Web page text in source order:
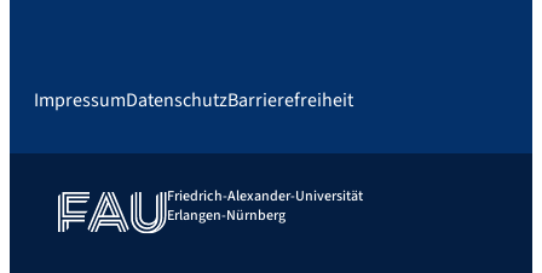
ImpressumDatenschutzBarrierefreiheit
Friedrich-Alexander-Universität
Erlangen-Nürnberg